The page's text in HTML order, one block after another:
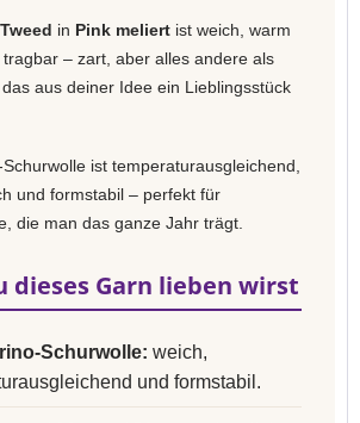
in Pink meliert ist weich, warm
– zart, aber alles andere als
aus deiner Idee ein Lieblingsstück
ist temperaturausgleichend,
und formstabil – perfekt für
die man das ganze Jahr trägt.
dieses Garn lieben wirst
Schurwolle: weich,
und formstabil.